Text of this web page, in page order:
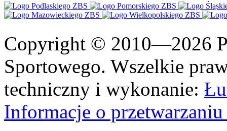
Copyright © 2010—2026
Sportowego. Wszelkie
techniczny i wykonanie:
Informacje o